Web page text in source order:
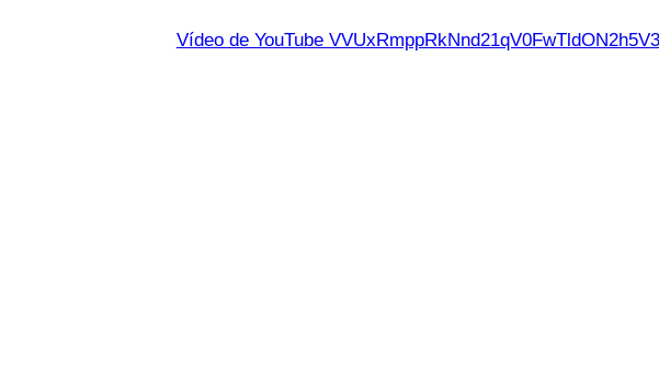
Vídeo de YouTube